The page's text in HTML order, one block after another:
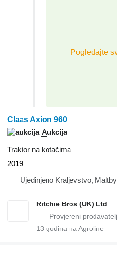
Claas Axion 960
Aukcija
Traktor na kotačima
2019
Ujedinjeno Kraljevstvo, Maltby
Ritchie Bros (UK) Ltd
13 godina na Agroline